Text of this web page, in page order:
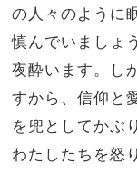
の人々のように
慎んでいましょ
夜酔います。し
すから、信仰と
を兜としてかぶ
わたしたちを怒